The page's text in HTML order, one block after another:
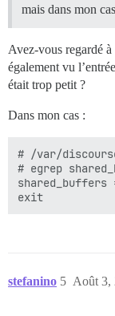
mais dans mon
Avez-vous regardé
également vu
était trop petit ?
Dans mon cas :
# /var/
# egrep
shared_buffers
stefanino Août 3,
5